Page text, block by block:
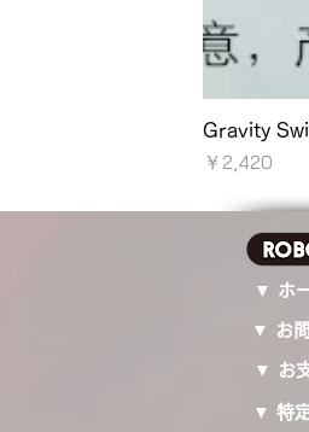
Gravity
価格
￥2,420
▼ ホ
▼ お
▼ お
▼ 特